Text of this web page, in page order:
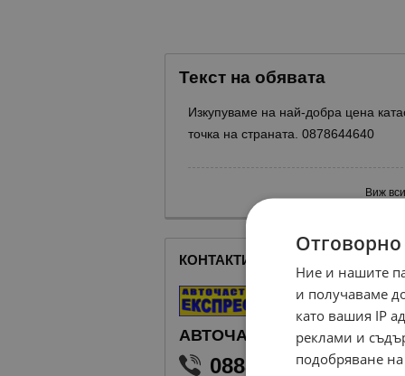
Текст на обявата
Изкупуваме на най-добра цена
точка на страната. 0878644640
Виж
КОНТАКТИ С ПРОДАВАЧА
АВТОЧАСТИ ЕКСПРЕС
0888 460 466
Ние и нашите
и получаваме
като вашия IP
реклами и
подобряване на